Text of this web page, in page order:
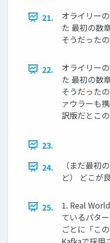
21.
オライリー
た 最初の数
そうだった
22.
オライリー
た 最初の数
そうだった
ァウラーも
訳版だとこの
23.
24.
（まだ最初
ど） どこが
25.
1. Real
ているパタ
ごとに「こ